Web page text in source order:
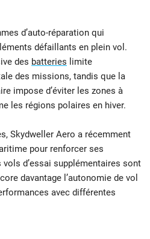
d’auto-réparation qui
défaillants en plein vol.
des batteries limite
des missions, tandis que la
impose d’éviter les zones à
les régions polaires en hiver.
Skydweller Aero a récemment
pour renforcer ses
d’essai supplémentaires sont
davantage l’autonomie de vol
avec différentes